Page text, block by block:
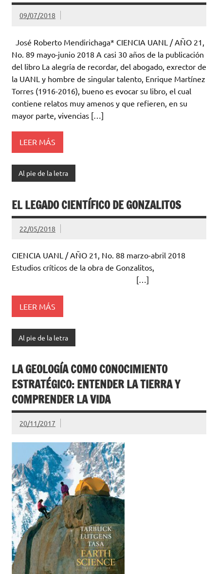
09/07/2018
José Roberto Mendirichaga* CIENCIA UANL / AÑO 21,
No. 89 mayo-junio 2018 A casi 30 años de la publicación
del libro La alegría de recordar, del abogado, exrector de
la UANL y hombre de singular talento, Enrique Martínez
Torres (1916-2016), bueno es evocar su libro, el cual
contiene relatos muy amenos y que refieren, en su
mayor parte, vivencias […]
LEER MÁS
Al pie de la letra
EL LEGADO CIENTÍFICO DE GONZALITOS
22/05/2018
CIENCIA UANL / AÑO 21, No. 88 marzo-abril 2018
Estudios críticos de la obra de Gonzalitos,
[…]
LEER MÁS
Al pie de la letra
LA GEOLOGÍA COMO CONOCIMIENTO
ESTRATÉGICO: ENTENDER LA TIERRA Y
COMPRENDER LA VIDA
20/11/2017